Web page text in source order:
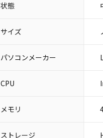
状態
サイズ
パソコンメーカー
CPU
メモリ
ストレージ